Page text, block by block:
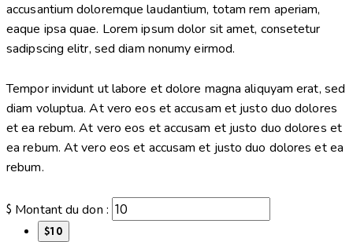
accusantium doloremque laudantium, totam rem aperiam,
eaque ipsa quae. Lorem ipsum dolor sit amet, consetetur
sadipscing elitr, sed diam nonumy eirmod.
Tempor invidunt ut labore et dolore magna aliquyam erat, sed
diam voluptua. At vero eos et accusam et justo duo dolores
et ea rebum. At vero eos et accusam et justo duo dolores et
ea rebum. At vero eos et accusam et justo duo dolores et ea
rebum.
$ Montant du don :
$10